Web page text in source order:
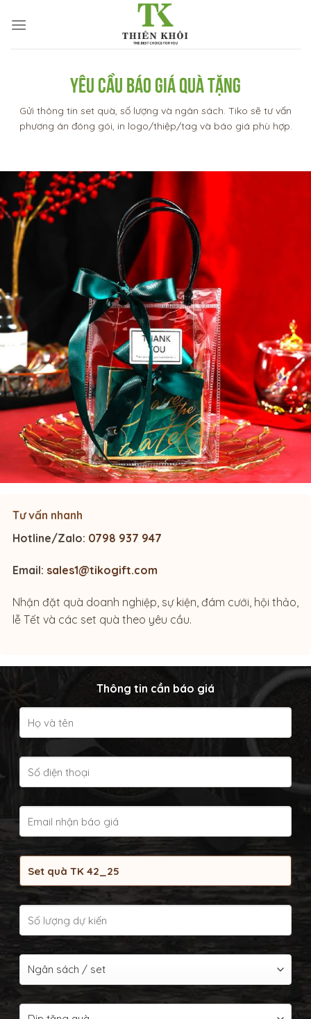
YÊU CẦU BÁO GIÁ QUÀ TẶNG
Gửi thông tin set quà, số lượng và ngân sách. Tiko sẽ tư vấn
phương án đóng gói, in logo/thiệp/tag và báo giá phù hợp.
Tư vấn nhanh
Hotline/Zalo: 0798 937 947
Email: sales1@tikogift.com
Nhận đặt quà doanh nghiệp, sự kiện, đám cưới, hội thảo,
lễ Tết và các set quà theo yêu cầu.
Thông tin cần báo giá